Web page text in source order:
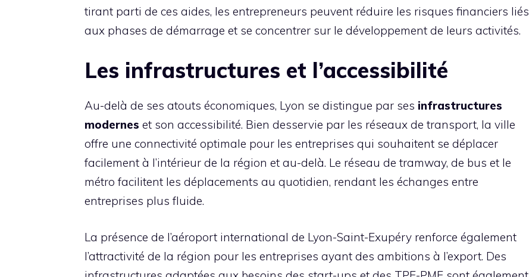
tirant parti de ces aides, les entrepreneurs peuvent réduire les risques financiers liés
aux phases de démarrage et se concentrer sur le développement de leurs activités.
Les infrastructures et l’accessibilité
Au-delà de ses atouts économiques, Lyon se distingue par ses infrastructures
modernes et son accessibilité. Bien desservie par les réseaux de transport, la ville
offre une connectivité optimale pour les entreprises qui souhaitent se déplacer
facilement à l’intérieur de la région et au-delà. Le réseau de tramway, de bus et le
métro facilitent les déplacements au quotidien, rendant les échanges entre
entreprises plus fluide.
La présence de l’aéroport international de Lyon-Saint-Exupéry renforce également
l’attractivité de la région pour les entreprises ayant des ambitions à l’export. Des